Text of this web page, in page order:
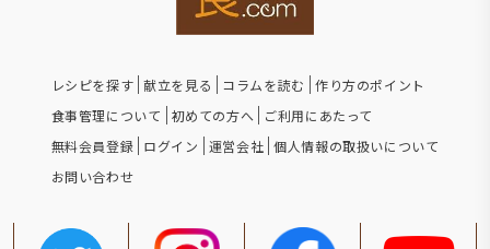
レシピを探す 献立を見る コラムを読む
作り方のポイント
食事管理について
初めての方へ
ご利用にあたって
無料会員登録 ログイン 運営会社 個人情報の取扱いについて
お問い合わせ